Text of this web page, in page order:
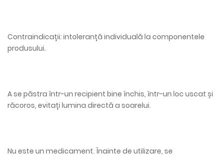
Contraindicații: intoleranță individuală la componentele
produsului.
A se păstra într-un recipient bine închis, într-un loc uscat și
răcoros, evitați lumina directă a soarelui.
Nu este un medicament. Înainte de utilizare, se